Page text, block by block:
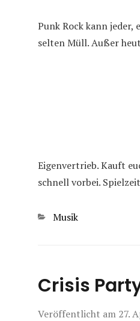
Punk Rock kann
selten Müll. Außer
Eigenvertrieb. Kauft
schnell vorbei.
Kategorien
Musik
Crisis
Veröffentlicht am 27.